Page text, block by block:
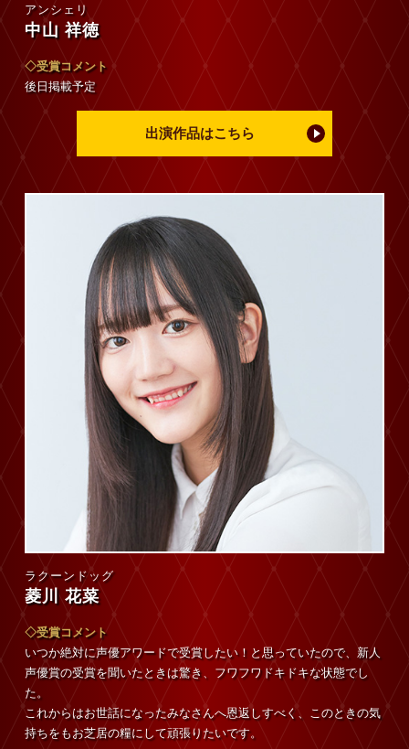
アンシェリ
中山 祥徳
◇受賞コメント
後日掲載予定
出演作品はこちら
ラクーンドッグ
菱川 花菜
◇受賞コメント
いつか絶対に声優アワードで受賞したい！と思っていたので、新人
声優賞の受賞を聞いたときは驚き、フワフワドキドキな状態でし
た。
これからはお世話になったみなさんへ恩返しすべく、このときの気
持ちをもお芝居の糧にして頑張りたいです。